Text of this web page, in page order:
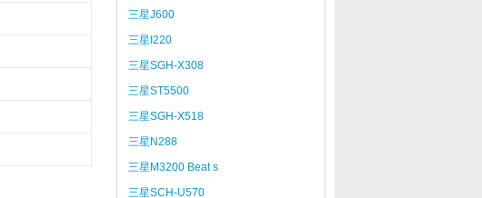
三星J600
三星I220
三星SGH-X308
三星ST5500
三星SGH-X518
三星N288
三星M3200 Beat s
三星SCH-U570